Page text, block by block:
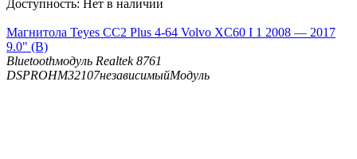
Доступность: Нет в наличии
Магнитола Teyes CC2 Plus 4-64 Volvo XC60 I 1 2008 — 2017
9.0" (B)
Bluetoothмодуль Realtek 8761
DSPROHM32107независимыйМодуль